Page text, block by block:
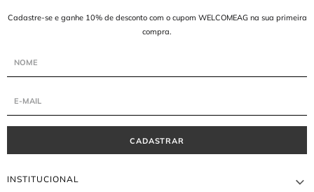
Cadastre-se e ganhe 10% de desconto com o cupom WELCOMEAG na sua primeira
compra.
CADASTRAR
INSTITUCIONAL